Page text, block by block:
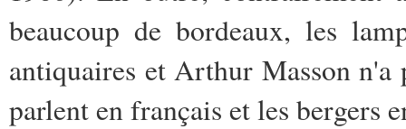
beaucoup de bordeaux, les
antiquaires et Arthur Masson n'a
parlent en français et les bergers